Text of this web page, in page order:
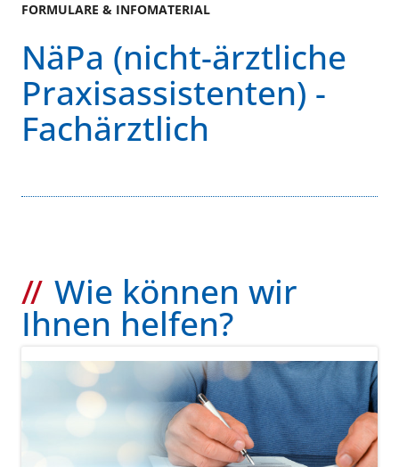
FORMULARE & INFOMATERIAL
NäPa (nicht-ärztliche
Praxisassistenten) -
Fachärztlich
Wie können wir
Ihnen helfen?